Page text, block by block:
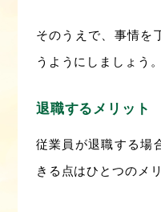
そのうえで、事情を
うようにしましょう。
退職するメリット
従業員が退職する場
きる点はひとつのメ